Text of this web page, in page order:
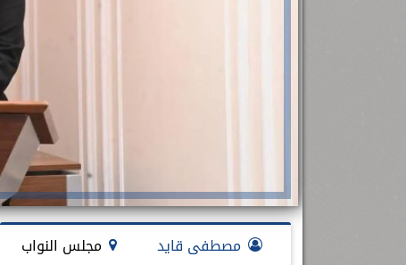
مصطفى قايد مجلس النواب